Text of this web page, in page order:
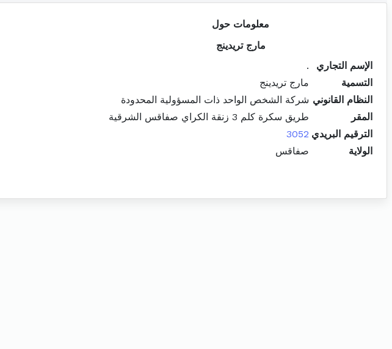
معلومات حول
مارج تريدينج
الإسم التجاري
.
التسمية
مارج تريدينج
النظام القانوني شركة الشخص الواحد ذات المسؤولية المحدودة
المقر
طريق سكرة كلم 3 زنقة الكراي صفاقس الشرقية
الترقيم البريدي 3052
الولاية
صفاقس